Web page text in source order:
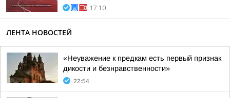
17:10
ЛЕНТА НОВОСТЕЙ
«Неуважение к предкам есть первый признак
дикости и безнравственности»
22:54